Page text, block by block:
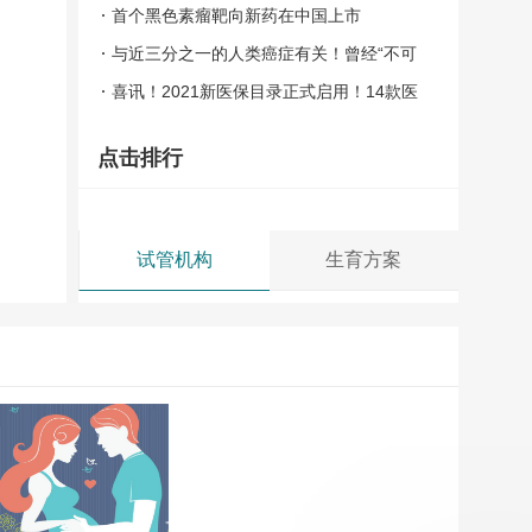
定
首个黑色素瘤靶向新药在中国上市
与近三分之一的人类癌症有关！曾经“不可
成药”的突变，终于迎来了大批“克星”！
喜讯！2021新医保目录正式启用！14款医
点击排行
试管机构 生育方案